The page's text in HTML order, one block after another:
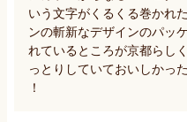
いう文字がくるくる巻かれ
ンの斬新なデザインのパッ
れているところが京都らし
っとりしていておいしかっ
！